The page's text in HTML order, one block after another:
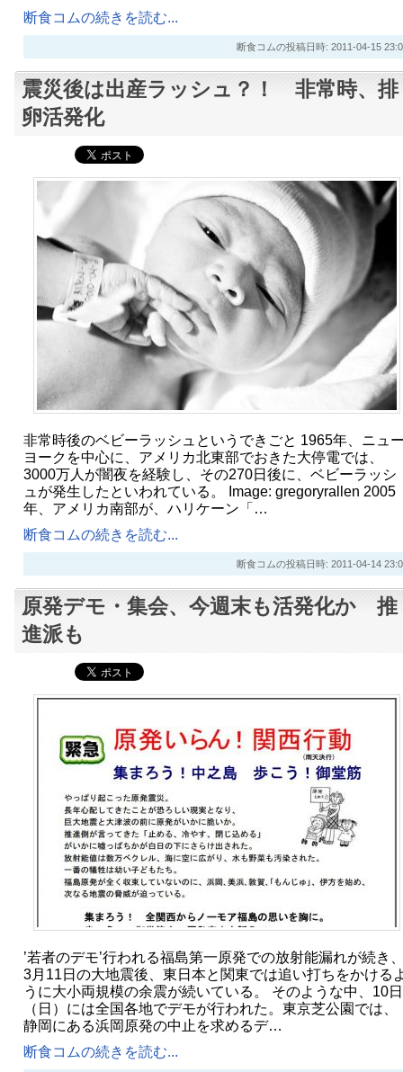
断食コムの続きを読む...
断食コムの投稿日時: 2011-04-15
震災後は出産ラッシュ？！ 非常時、排
卵活発化
非常時後のベビーラッシュというできごと 1965年、ニュ
ヨークを中心に、アメリカ北東部でおきた大停電では、
3000万人が闇夜を経験し、その270日後に、ベビーラッシ
ュが発生したといわれている。 Image: gregoryrallen 2005
年、アメリカ南部が、ハリケーン「…
断食コムの続きを読む...
断食コムの投稿日時: 2011-04-14
原発デモ・集会、今週末も活発化か 推
進派も
’若者のデモ’行われる福島第一原発での放射能漏れが続き
3月11日の大地震後、東日本と関東では追い打ちをかける
うに大小両規模の余震が続いている。 そのような中、10日
（日）には全国各地でデモが行われた。東京芝公園では、
静岡にある浜岡原発の中止を求めるデ…
断食コムの続きを読む...